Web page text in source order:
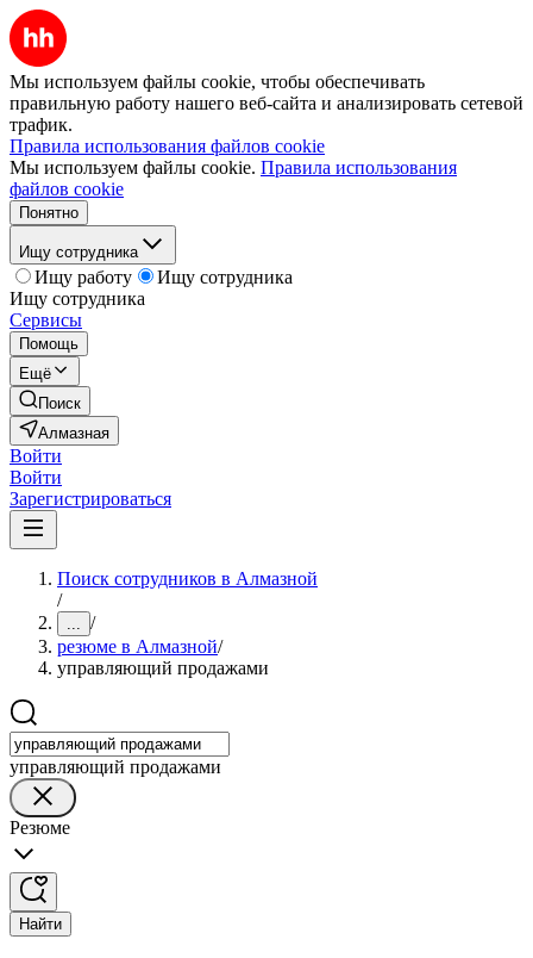
Мы используем файлы cookie, чтобы обеспечивать
правильную работу нашего веб-сайта и анализировать сетевой
трафик.
Правила использования файлов cookie
Мы используем файлы cookie. Правила использования
файлов cookie
Понятно
Ищу сотрудника
Ищу работу
Ищу сотрудника
Ищу сотрудника
Сервисы
Помощь
Ещё
Поиск
Алмазная
Войти
Войти
Зарегистрироваться
Поиск сотрудников в Алмазной
/
... /
резюме в Алмазной/
управляющий продажами
управляющий продажами
Резюме
Найти